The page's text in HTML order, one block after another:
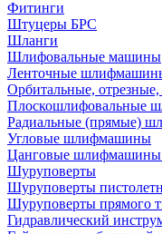
Фитинги
Штуцеры БРС
Шланги
Шлифовальные машины
Ленточные
Орбитальные,
Плоскошлифовальные
Радиальные (прямые)
Угловые шлифмашины
Цанговые
Шуруповерты
Шуруповерты
Шуруповерты прямого
Гидравлический